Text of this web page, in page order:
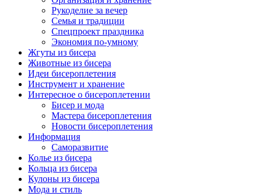
Рукоделие за вечер
Семья и традиции
Спецпроект праздника
Экономия по-умному
Жгуты из бисера
Животные из бисера
Идеи бисероплетения
Инструмент и хранение
Интересное о бисероплетении
Бисер и мода
Мастера бисероплетения
Новости бисероплетения
Информация
Саморазвитие
Колье из бисера
Кольца из бисера
Кулоны из бисера
Мода и стиль